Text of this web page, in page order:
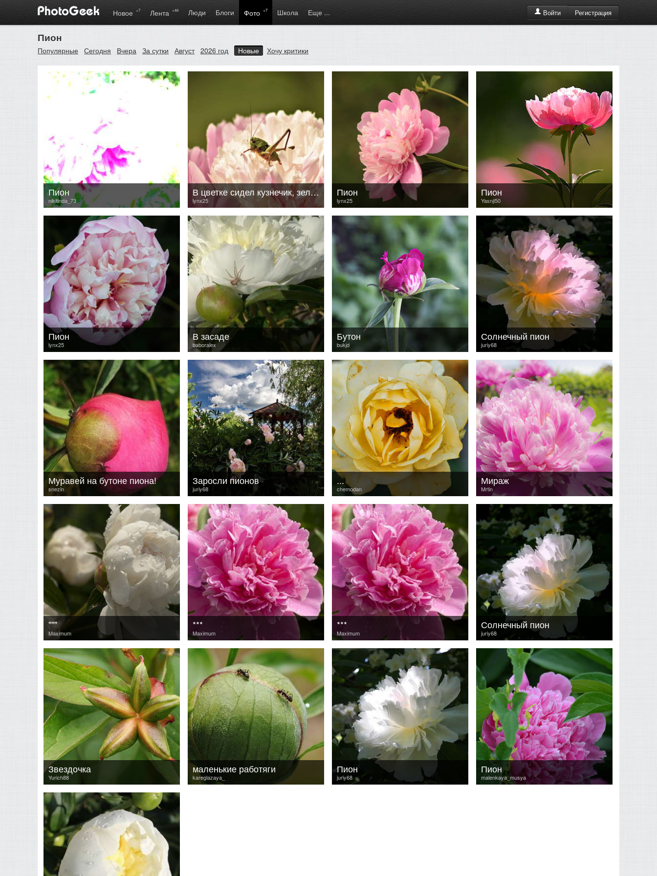
Войти Регистрация
Новое +7 Лента +44 Люди Блоги Фото +7 Школа Еще ...
Пион
Популярные Сегодня Вчера За сутки Август 2026 год Новые Хочу критики
nikitinda_73
Пион
lynx25
В цветке сидел кузнечик, зелёненький он был.
lynx25
Пион
Yasnji50
Пион
lynx25
Пион
baboralex
В засаде
bukjd
Бутон
juriy68
Солнечный пион
snezin
Муравей на бутоне пиона!
juriy68
Заросли пионов
chemodan
...
Mrtin
Мираж
Maximum
"""
Maximum
***
Maximum
***
juriy68
Солнечный пион
Yurich88
Звездочка
kareglazaya_
маленькие работяги
juriy68
Пион
malenkaya_musya
Пион